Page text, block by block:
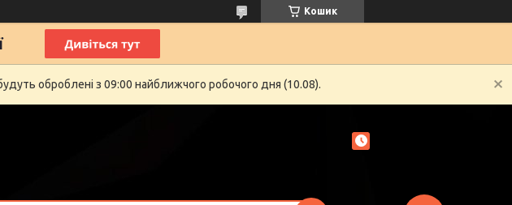
Кошик
оброблені з 09:00 найближчого робочого дня (10.08).